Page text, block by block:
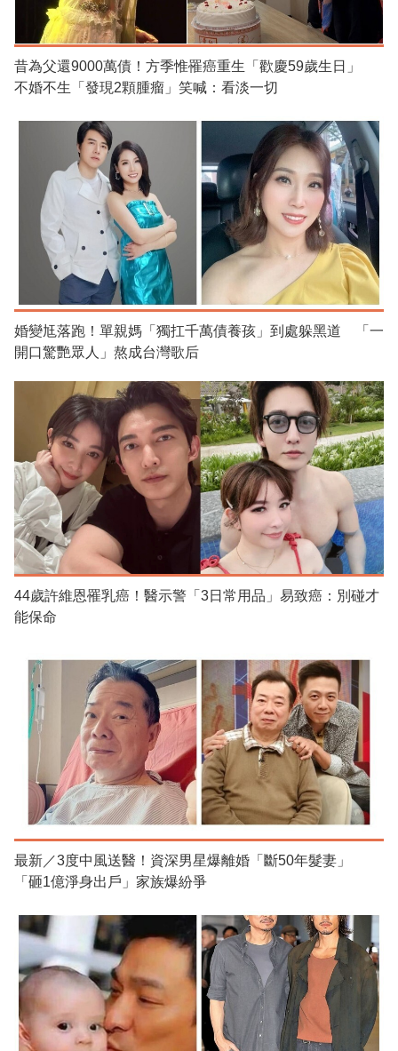
昔為父還9000萬債！方季惟罹癌重生「歡慶59歲生日」
不婚不生「發現2顆腫瘤」笑喊：看淡一切
婚變尪落跑！單親媽「獨扛千萬債養孩」到處躲黑道 「一
開口驚艷眾人」熬成台灣歌后
44歲許維恩罹乳癌！醫示警「3日常用品」易致癌：別碰才
能保命
最新／3度中風送醫！資深男星爆離婚「斷50年髮妻」
「砸1億淨身出戶」家族爆紛爭